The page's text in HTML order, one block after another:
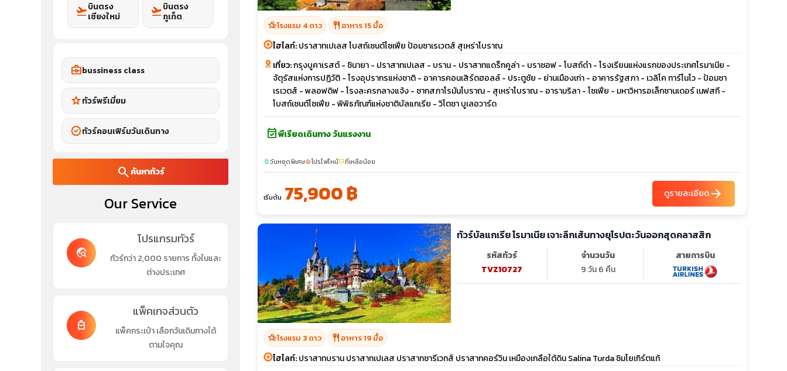
flight_takeoffบินตรง
เชียงใหม่
flight_takeoffบินตรง
ภูเก็ต
business_centerbussiness class
starทัวร์พรีเมี่ยม
verifiedทัวร์คอนเฟิร์มวันเดินทาง
search ค้นหาทัวร์
Our Service
travel_explore
โปรแกรมทัวร์
ทัวร์กว่า 2,000 รายการ ทั้งในและ
ต่างประเทศ
travel_luggage_and_bags
แพ็คเกจส่วนตัว
แพ็คกระเป๋า เลือกวันเดินทางได้
ตามใจคุณ
hotel_classโรงแรม 4 ดาว restaurant อาหาร 15 มื้อ
ไฮไลท์:ปราสาทเปเลส โบสถ์เซนต์โซเฟีย ป้อมซาเรเวตส์ สุเหร่าโบราณ
เที่ยว:กรุงบูคาเรสต์ - ชินายา - ปราสาทเปเลส - บราน - ปราสาทแดร็กคูล่า - บราซอฟ - โบสถ์ดำ - โรงเรียนแห่งแรกของประเทศโรมาเนีย -
จัตุรัสแห่งการปฏิวัติ - โรงอุปรากรแห่งชาติ - อาคารคอนเสิร์ตฮอลล์ - ประตูชัย - ย่านเมืองเก่า - อาคารรัฐสภา - เวลิโค ทาร์โนโว - ป้อมซา
เรเวตส์ - พลอฟดิฟ - โรงละครกลางแจ้ง - ซากสภาโรมันโบราณ - สุเหร่าโบราณ - อารามริลา - โซเฟีย - มหาวิหารอเล็กซานเดอร์ เนฟสกี -
โบสถ์เซนต์โซเฟีย - พิพิธภัณฑ์แห่งชาติบัลแกเรีย - วิโตชา บูเลอวาร์ด
event_availableพีเรียดเดินทาง วันแรงงาน
sunnyวันหยุดพิเศษlocal_fire_departmentโปรไฟไหม้confirmation_numberที่เหลือน้อย
เริ่มต้น 75,900 ฿ ดูรายละเอียดarrow_forward
ทัวร์บัลแกเรีย โรมาเนีย เจาะลึกเส้นทางยุโรปตะวันออกสุดคลาสสิก
รหัสทัวร์
TVZ10727
จำนวนวัน
9 วัน 6 คืน
สายการบิน
hotel_classโรงแรม 3 ดาว restaurant อาหาร 19 มื้อ
ไฮไลท์:ปราสาทบราน ปราสาทเปเลส ปราสาทซารีเวทส์ ปราสาทคอร์วิน เหมืองเกลือใต้ดิน Salina Turda ชิมโยเกิร์ตแท้